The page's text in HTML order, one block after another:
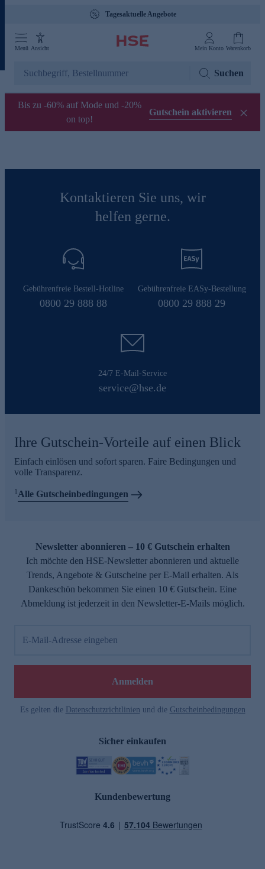
Tagesaktuelle Angebote
Menü Ansicht Mein Konto Warenkorb
Suchen
Bis zu -60% auf Mode und -20%
on top!
Gutschein aktivieren
Kontaktieren Sie uns, wir
helfen gerne.
Gebührenfreie Bestell-Hotline
0800 29 888 88
Gebührenfreie EASy-Bestellung
0800 29 888 29
24/7 E-Mail-Service
service@hse.de
Ihre Gutschein-Vorteile auf einen Blick
Einfach einlösen und sofort sparen. Faire Bedingungen und
volle Transparenz.
1Alle Gutscheinbedingungen
Newsletter abonnieren – 10 € Gutschein erhalten
Ich möchte den HSE-Newsletter abonnieren und aktuelle
Trends, Angebote & Gutscheine per E-Mail erhalten. Als
Dankeschön bekommen Sie einen 10 € Gutschein. Eine
Abmeldung ist jederzeit in den Newsletter-E-Mails möglich.
E-Mail-Adresse eingeben
Anmelden
Es gelten die Datenschutzrichtlinien und die Gutscheinbedingungen
Sicher einkaufen
Kundenbewertung